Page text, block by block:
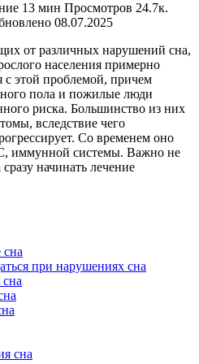
13 мин Просмотров 24.7к.
08.07.2025
от различных нарушений сна,
населения примерно
с этой проблемой, причем
пола и пожилые люди
риска. Большинство из них
вследствие чего
Со временем оно
иммунной системы. Важно не
начинать лечение
при нарушениях сна
сна